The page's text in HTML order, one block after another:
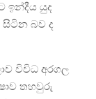
ඉන්දීය යුද
සිටින බව ද
විවිධ අරගල
තහවුරු